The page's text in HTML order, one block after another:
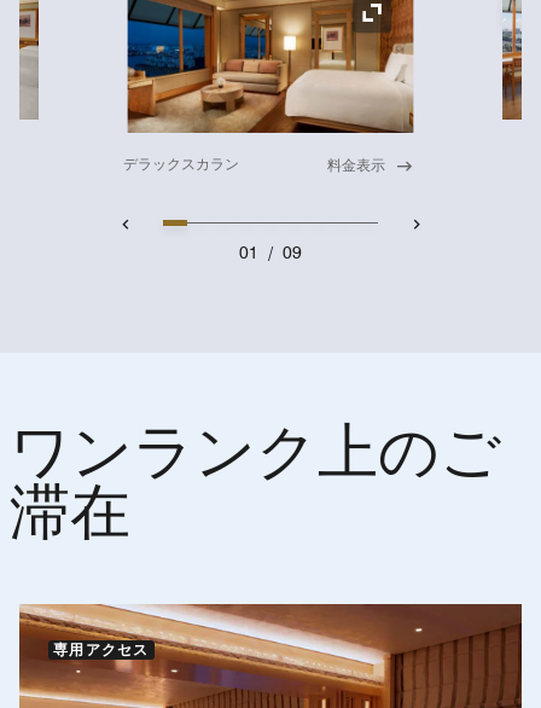
アイコンの拡大
デラックスカラン 料金表示
01 / 09
ワンランク上のご
滞在
専用アクセス